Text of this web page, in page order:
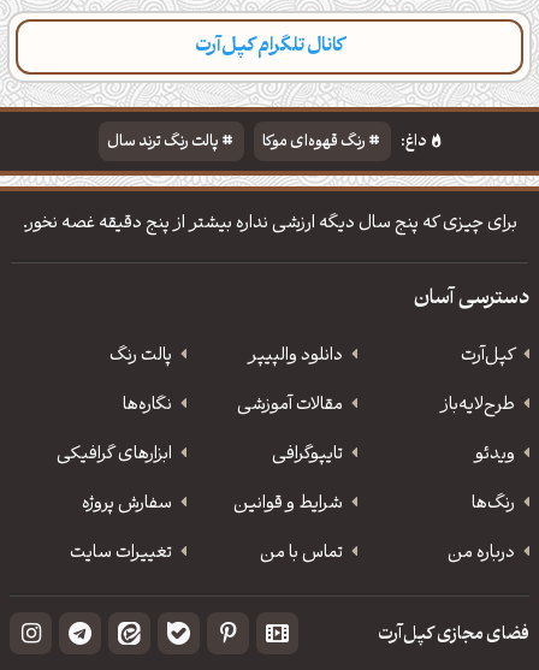
کانال تلگرام کپل‌آرت
دسته‌بندی مطالب تازه تایپوگرافی پالت‌ها
داغ: رنگ قهوه‌ای موکا
پالت رنگ ترند سال
دانلود والپیپر مذهبی
تایپوگرافی شعر مولانا
برای چیزی که پنج سال دیگه ارزشی نداره بیشتر از پنج دقیقه غصه نخور.
دسترسی آسان
کپل‌آرت دانلود‌ والپیپر
پالت رنگ
طرح‌لایه‌باز
مقالات آموزشی
نگاره‌ها
ویدئو
‌تایپوگرافی
ابزارهای گرافیکی
رنگ‌ها
شرایط و قوانین
سفارش پروژه
درباره من
تماس با من تغییرات سایت
فضای مجازی کپل‌آرت